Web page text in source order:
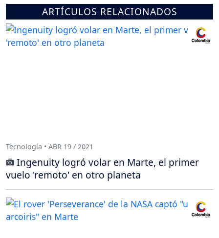
ARTÍCULOS RELACIONADOS
Tecnología • ABR 19 / 2021
Ingenuity logró volar en Marte, el primer
vuelo 'remoto' en otro planeta